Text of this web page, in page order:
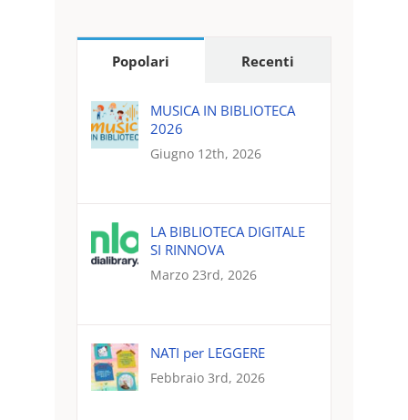
Popolari Recenti
MUSICA IN BIBLIOTECA
2026
Giugno 12th, 2026
LA BIBLIOTECA DIGITALE
SI RINNOVA
Marzo 23rd, 2026
NATI per LEGGERE
Febbraio 3rd, 2026